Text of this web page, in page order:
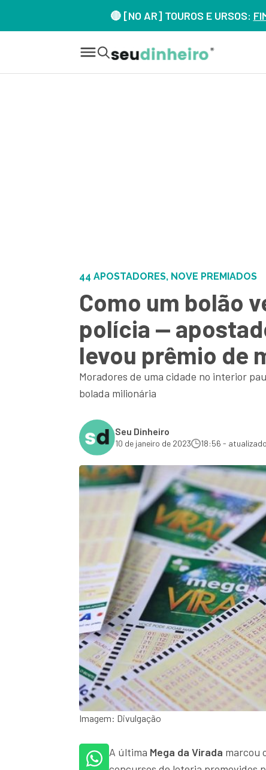
🔴 [NO AR] TOUROS E URSOS:
44 APOSTADORES, NOVE PREMIADOS
Como um bolão
polícia —
levou prêmio de
Moradores de uma cidade no interior
bolada milionária
Seu Dinheiro
10 de janeiro de 2023 18:56 -
Imagem: Divulgação
A última Mega da Virada marcou